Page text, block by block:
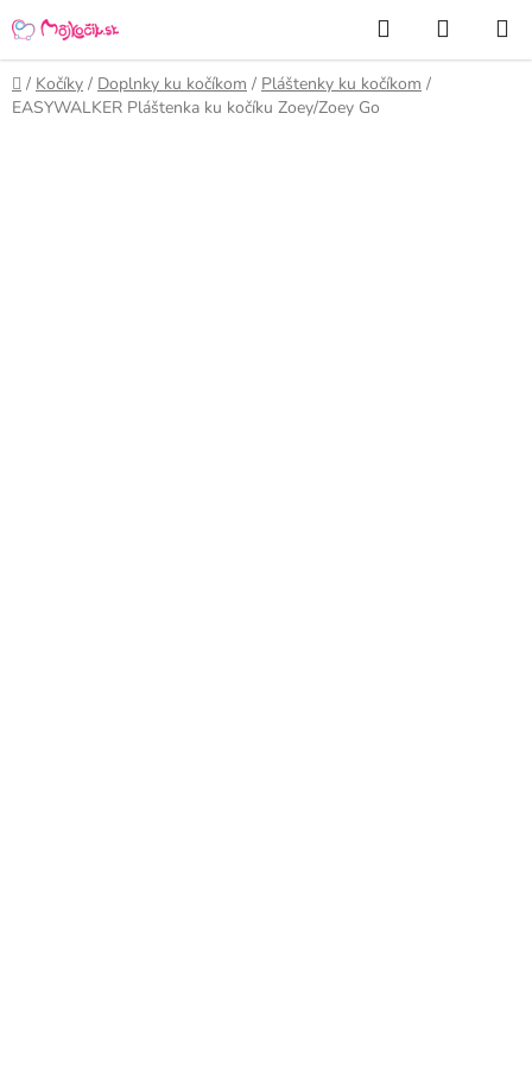
na
obsah
Hľadať
KOŠÍK
Domov
/ Kočíky / Doplnky ku kočíkom / Pláštenky ku kočíkom /
EASYWALKER Pláštenka ku kočíku Zoey/Zoey Go